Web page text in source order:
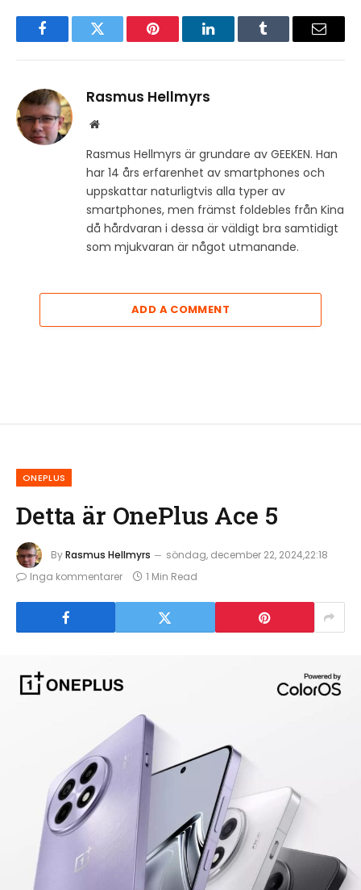
FacebookTwitter Pinterest LinkedInTumblr Email
Rasmus Hellmyrs
Website
Rasmus Hellmyrs är grundare av GEEKEN. Han
har 14 års erfarenhet av smartphones och
uppskattar naturligtvis alla typer av
smartphones, men främst foldebles från Kina
då hårdvaran i dessa är väldigt bra samtidigt
som mjukvaran är något utmanande.
ADD A COMMENT
ONEPLUS
Detta är OnePlus Ace 5
ByRasmus Hellmyrs
söndag, december 22, 2024,22:18
Inga kommentarer
1 Min Read